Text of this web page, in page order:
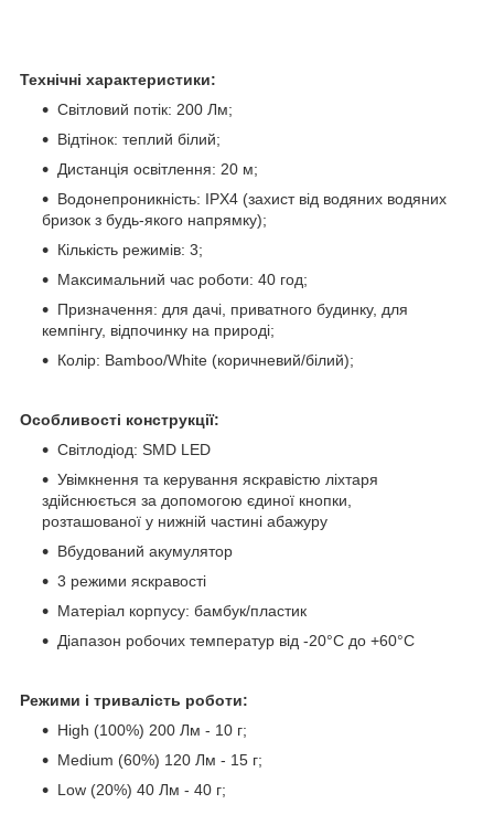
Технічні характеристики:
Світловий потік: 200 Лм;
Відтінок: теплий білий;
Дистанція освітлення: 20 м;
Водонепроникність: IPX4 (захист від водяних водяних
бризок з будь-якого напрямку);
Кількість режимів: 3;
Максимальний час роботи: 40 год;
Призначення: для дачі, приватного будинку, для
кемпінгу, відпочинку на природі;
Колір: Bamboo/White (коричневий/білий);
Особливості конструкції:
Світлодіод: SMD LED
Увімкнення та керування яскравістю ліхтаря
здійснюється за допомогою єдиної кнопки,
розташованої у нижній частині абажуру
Вбудований акумулятор
3 режими яскравості
Матеріал корпусу: бамбук/пластик
Діапазон робочих температур від -20°С до +60°С
Режими і тривалість роботи:
High (100%) 200 Лм - 10 г;
Medium (60%) 120 Лм - 15 г;
Low (20%) 40 Лм - 40 г;